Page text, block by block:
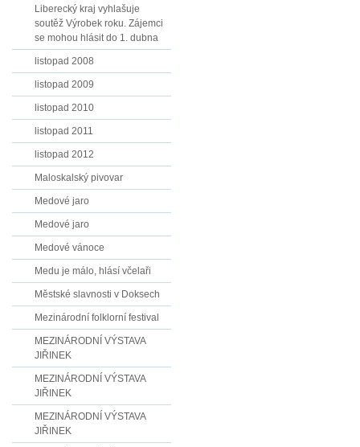
Liberecký kraj vyhlašuje
soutěž Výrobek roku. Zájemci
se mohou hlásit do 1. dubna
listopad 2008
listopad 2009
listopad 2010
listopad 2011
listopad 2012
Maloskalský pivovar
Medové jaro
Medové jaro
Medové vánoce
Medu je málo, hlásí včelaři
Městské slavnosti v Doksech
Mezinárodní folklorní festival
MEZINÁRODNÍ VÝSTAVA
JIŘINEK
MEZINÁRODNÍ VÝSTAVA
JIŘINEK
MEZINÁRODNÍ VÝSTAVA
JIŘINEK